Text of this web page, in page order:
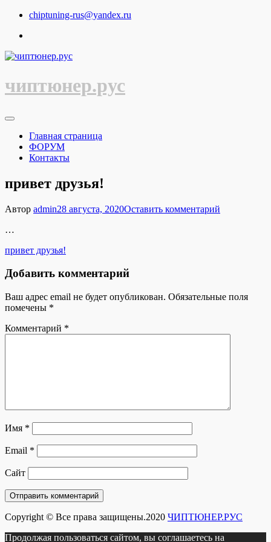
Перейти
содержимому
chiptuning-rus@yandex.ru
чиптюнер.рус
Главная страница
ФОРУМ
Контакты
привет друзья!
Автор admin28 августа, 2020Оставить комментарий
…
Навигация
по
записям
привет друзья!
Добавить комментарий
Ваш адрес email не будет опубликован. Обязательные поля
помечены *
Комментарий *
Имя *
Email *
Сайт
Copyright © Все права защищены.2020 ЧИПТЮНЕР.РУС
Продолжая пользоваться сайтом, вы соглашаетесь на